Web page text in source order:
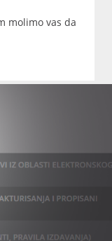
molimo vas da